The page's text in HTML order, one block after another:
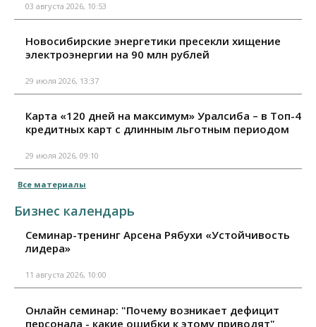
03 августа 2026, 10:53
Новосибирские энергетики пресекли хищение
электроэнергии на 90 млн рублей
29 июля 2026, 13:37
Карта «120 дней на максимум» Уралсиба – в Топ-4
кредитных карт с длинным льготным периодом
29 июля 2026, 09:10
Все материалы
Бизнес календарь
Семинар-тренинг Арсена Рябухи «Устойчивость
лидера»
11 августа 2026, 10:00
Онлайн семинар: "Почему возникает дефицит
персонала - какие ошибки к этому приводят"